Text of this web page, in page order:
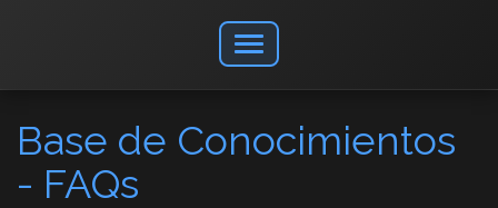
Abrir
o
menú
de
Base de Conocimientos
- FAQs